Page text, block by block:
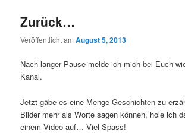
Zurück…
Veröffentlicht amAugust 5, 2013
Nach langer Pause melde ich mich bei Euch
Kanal.
Jetzt gäbe es eine Menge Geschichten zu
Bilder mehr als Worte sagen können, hole ich
einem Video auf… Viel Spass!